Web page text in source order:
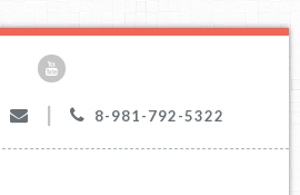
8-981-792-5322